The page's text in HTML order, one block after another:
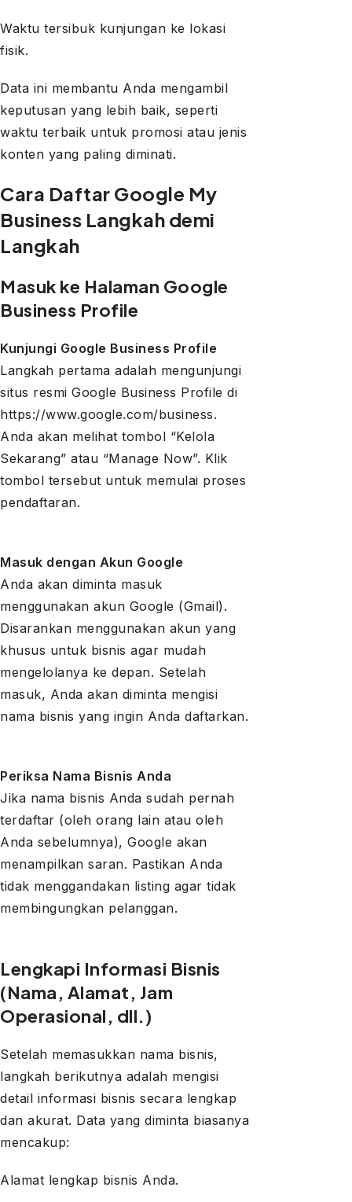
Waktu tersibuk kunjungan ke lokasi
fisik.
Data ini membantu Anda mengambil
keputusan yang lebih baik, seperti
waktu terbaik untuk promosi atau jenis
konten yang paling diminati.
Cara Daftar Google My
Business Langkah demi
Langkah
Masuk ke Halaman Google
Business Profile
Kunjungi Google Business Profile
Langkah pertama adalah mengunjungi
situs resmi Google Business Profile di
https://www.google.com/business.
Anda akan melihat tombol “Kelola
Sekarang” atau “Manage Now”. Klik
tombol tersebut untuk memulai proses
pendaftaran.
Masuk dengan Akun Google
Anda akan diminta masuk
menggunakan akun Google (Gmail).
Disarankan menggunakan akun yang
khusus untuk bisnis agar mudah
mengelolanya ke depan. Setelah
masuk, Anda akan diminta mengisi
nama bisnis yang ingin Anda daftarkan.
Periksa Nama Bisnis Anda
Jika nama bisnis Anda sudah pernah
terdaftar (oleh orang lain atau oleh
Anda sebelumnya), Google akan
menampilkan saran. Pastikan Anda
tidak menggandakan listing agar tidak
membingungkan pelanggan.
Lengkapi Informasi Bisnis
(Nama, Alamat, Jam
Operasional, dll.)
Setelah memasukkan nama bisnis,
langkah berikutnya adalah mengisi
detail informasi bisnis secara lengkap
dan akurat. Data yang diminta biasanya
mencakup:
Alamat lengkap bisnis Anda.